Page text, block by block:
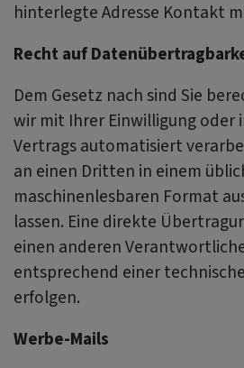
hinterlegte Adresse Kontakt
Recht auf
Dem Gesetz nach sind Sie
wir mit Ihrer Einwilligung oder
Vertrags automatisiert
an einen Dritten in einem
maschinenlesbaren Format
lassen. Eine direkte
einen anderen
entsprechend einer
erfolgen.
Werbe-Mails